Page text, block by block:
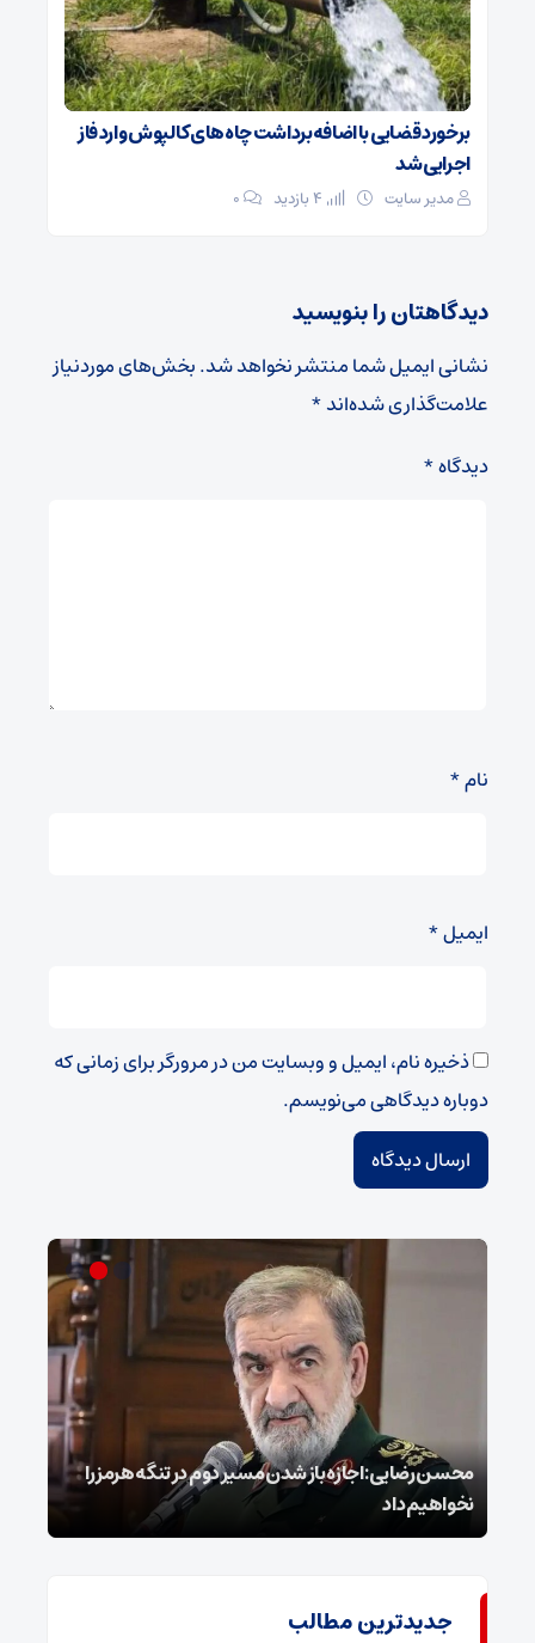
برخورد قضایی با اضافه‌برداشت چاه‌های کالپوش وارد فاز
اجرایی شد
مدیر سایت ۰
دیدگاهتان را بنویسید
نشانی ایمیل شما منتشر نخواهد شد.بخش‌های موردنیاز
علامت‌گذاری شده‌اند*
دیدگاه*
نام*
ایمیل*
ذخیره نام، ایمیل و وبسایت من در مرورگر برای زمانی که
دوباره دیدگاهی می‌نویسم.
محسن رضایی: اجازه باز شدن مسیر دوم در تنگه هرمز را
نخواهیم داد
جدیدترین مطالب